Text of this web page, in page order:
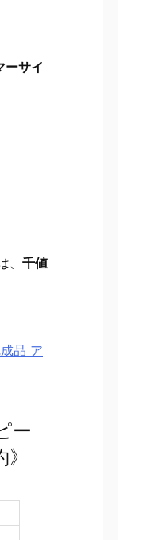
ーサイ
、 千値
品 ア
ー